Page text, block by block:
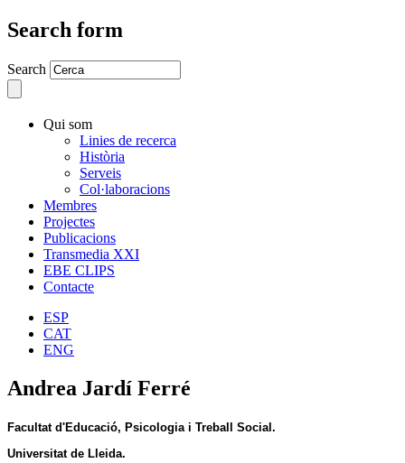
Search form
Search
Qui som
Linies de recerca
Història
Serveis
Col·laboracions
Membres
Projectes
Publicacions
Transmedia XXI
EBE CLIPS
Contacte
ESP
CAT
ENG
Andrea Jardí Ferré
Facultat d'Educació, Psicologia i Treball Social.
Universitat de Lleida.